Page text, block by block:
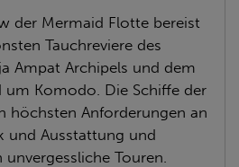
der Mermaid Flotte bereist
Tauchreviere des
Ampat Archipels und dem
um Komodo. Die Schiffe der
höchsten Anforderungen an
und Ausstattung und
Touren.